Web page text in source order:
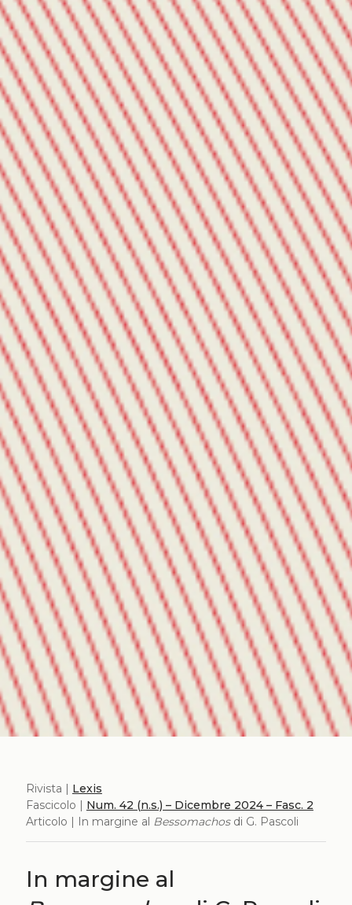
Rivista | Lexis
Fascicolo | Num. 42 (n.s.) – Dicembre 2024 – Fasc. 2
Articolo | In margine al Bessomachosdi G. Pascoli
In margine al